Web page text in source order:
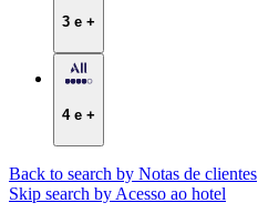
3 e +
4 e +
Back to search by Notas de clientes
Skip search by Acesso ao hotel